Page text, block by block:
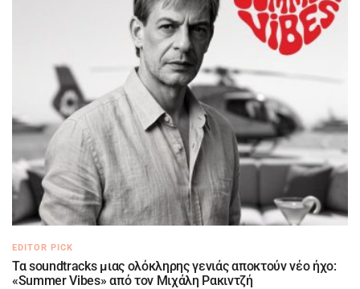
EDITOR PICK
Τα soundtracks μιας ολόκληρης γενιάς αποκτούν νέο ήχο:
«Summer Vibes» από τον Μιχάλη Ρακιντζή